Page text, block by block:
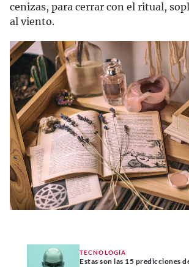
cenizas, para cerrar con el ritual,
al viento.
TECNOLOGÍA
Estas son las 15 predicciones